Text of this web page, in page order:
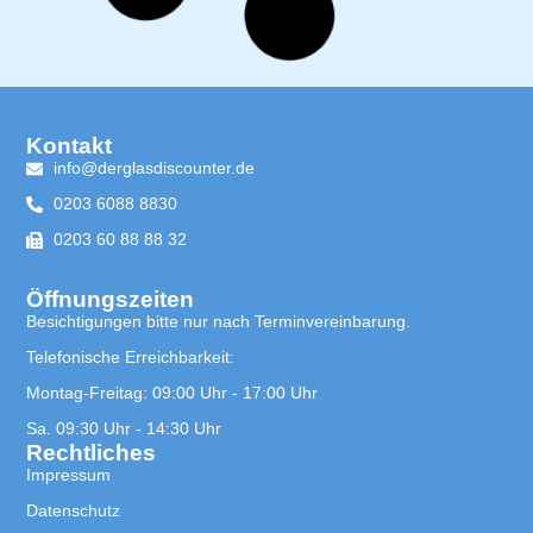
Kontakt
info@derglasdiscounter.de
0203 6088 8830
0203 60 88 88 32
Öffnungszeiten
Besichtigungen bitte nur nach Terminvereinbarung.
Telefonische Erreichbarkeit:
Montag-Freitag: 09:00 Uhr - 17:00 Uhr
Sa. 09:30 Uhr - 14:30 Uhr
Rechtliches
Impressum
Datenschutz